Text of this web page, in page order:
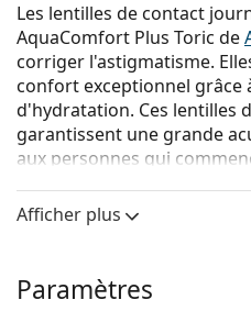
Les lentilles de contact
AquaComfort Plus Toric de
corriger l'astigmatisme.
confort exceptionnel grâce
d'hydratation. Ces lentilles
garantissent une grande
aux personnes qui
Le design Precision Curve
de la pression exercée par
Afficher plus
Paramètres